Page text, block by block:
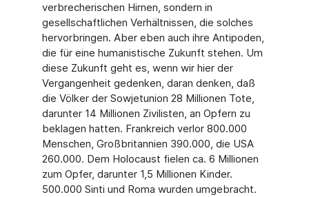
verbrecherischen Hirnen, sondern in
gesellschaftlichen Verhältnissen, die solches
hervorbringen. Aber eben auch ihre Antipoden,
die für eine humanistische Zukunft stehen. Um
diese Zukunft geht es, wenn wir hier der
Vergangenheit gedenken, daran denken, daß
die Völker der Sowjetunion 28 Millionen Tote,
darunter 14 Millionen Zivilisten, an Opfern zu
beklagen hatten. Frankreich verlor 800.000
Menschen, Großbritannien 390.000, die USA
260.000. Dem Holocaust fielen ca. 6 Millionen
zum Opfer, darunter 1,5 Millionen Kinder.
500.000 Sinti und Roma wurden umgebracht.